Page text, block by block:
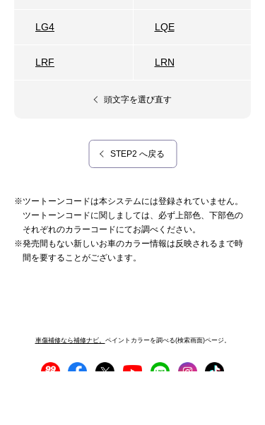
LG4 LQE
LRF LRN
頭文字を選び直す
STEP2 へ戻る
※ツートーンコードは本システムには登録されていません。
ツートーンコードに関しましては、必ず上部色、下部色の
それぞれのカラーコードにてお調べください。
※発売間もない新しいお車のカラー情報は反映されるまで時
間を要することがございます。
車傷補修なら補修ナビ。 ペイントカラーを調べる(検索画面)ページ。